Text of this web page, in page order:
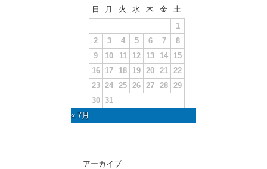
日
月 火 水 木 金
土
1
2
3 4 5 6 7
8
9
10 11 12 13 14
15
16
17 18 19 20 21 22
23 24 25 26 27 28 29
30 31
« 7月
アーカイブ